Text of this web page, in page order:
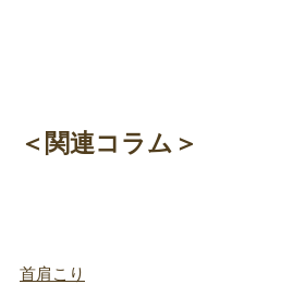
＜関連コラム＞
首肩こり